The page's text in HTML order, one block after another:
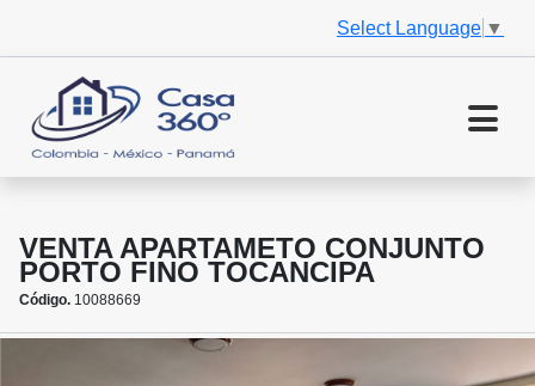
Select Language ▼
VENTA APARTAMETO CONJUNTO
PORTO FINO TOCANCIPA
Código. 10088669